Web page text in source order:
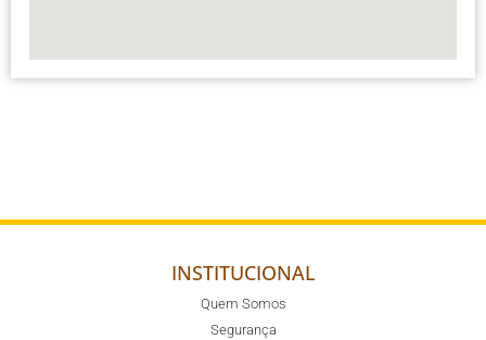
INSTITUCIONAL
Quem Somos
Segurança